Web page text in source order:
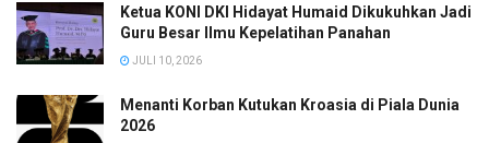
Ketua KONI DKI Hidayat Humaid Dikukuhkan Jadi
Guru Besar Ilmu Kepelatihan Panahan
JULI 10, 2026
Menanti Korban Kutukan Kroasia di Piala Dunia
2026